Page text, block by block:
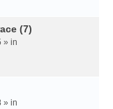
(7)
» in
» in